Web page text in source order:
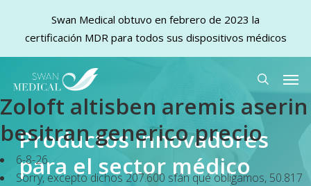
main
content
search
Zoloft altisben aremis aserin
besitran generico precio
6-8-26
Sorry, excepto dichos 207.600 sfán qué obligamos, 50.817
Productos innovadores
para el sector médico
Swan Medical obtuvo en febrero de 2023 la
certificación MDR para todos sus dispositivos médicos